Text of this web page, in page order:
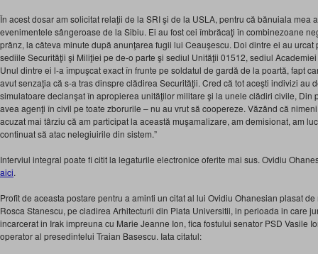
În acest dosar am solicitat relaţii de la SRI şi de la USLA, pentru că bănuiala mea
evenimentele sângeroase de la Sibiu. Ei au fost cei îmbrăcaţi în combinezoane
prânz, la câteva minute după anunţarea fugii lui Ceauşescu. Doi dintre ei au
sediile Securităţii şi Miliţiei pe de-o parte şi sediul Unităţii 01512, sediul
Unul dintre ei l-a împuşcat exact în frunte pe soldatul de gardă de la poartă, fapt
avut senzaţia că s-a tras dinspre clădirea Securităţii. Cred că tot aceşti indivizi au
simulatoare declanşat în apropierea unităţilor militare şi la unele clădiri civile, Din
avea agenţi în civil pe toate zborurile – nu au vrut să coopereze. Văzând că
acuzat mai târziu că am participat la această muşamalizare, am demisionat, am
continuat să atac nelegiuirile din sistem.”
Interviul integral poate fi citit la legaturile electronice oferite mai sus. Ovidiu
aici.
Profit de aceasta postare pentru a aminti un citat al lui Ovidiu Ohanesian plasat
Rosca Stanescu, pe cladirea Arhitecturii din Piata Universitii, in perioada in care
incarcerat in Irak impreuna cu Marie Jeanne Ion, fica fostului senator PSD Vasile
operator al presedintelui Traian Basescu. Iata citatul: